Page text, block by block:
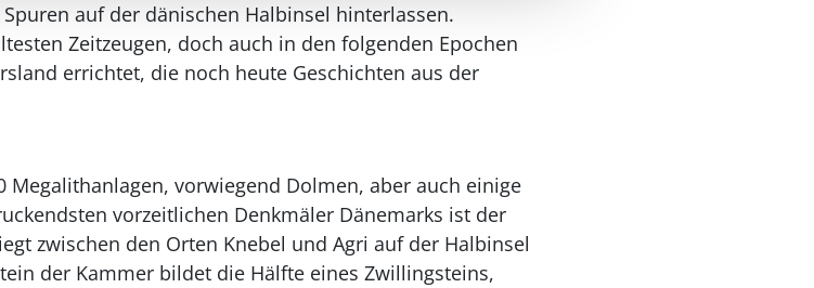
auf der dänischen Halbinsel hinterlassen.
Zeitzeugen, doch auch in den folgenden Epochen
errichtet, die noch heute Geschichten aus der
vorwiegend Dolmen, aber auch einige
vorzeitlichen Denkmäler Dänemarks ist der
zwischen den Orten Knebel und Agri auf der Halbinsel
der Kammer bildet die Hälfte eines Zwillingsteins,